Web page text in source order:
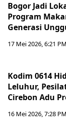
Bogor Jadi
Program
Generasi
17 Mei 2026, 6:21 PM
Kodim 0614
Leluhur,
Cirebon Adu
16 Mei 2026, 7:28 PM